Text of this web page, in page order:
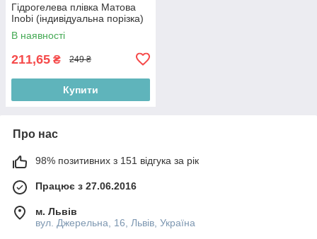
Гідрогелева плівка Матова
Inobi (індивідуальна порізка)
В наявності
211,65 ₴ 249 ₴
Купити
Про нас
98% позитивних з 151 відгука за рік
Працює з 27.06.2016
м. Львів
вул. Джерельна, 16, Львів, Україна